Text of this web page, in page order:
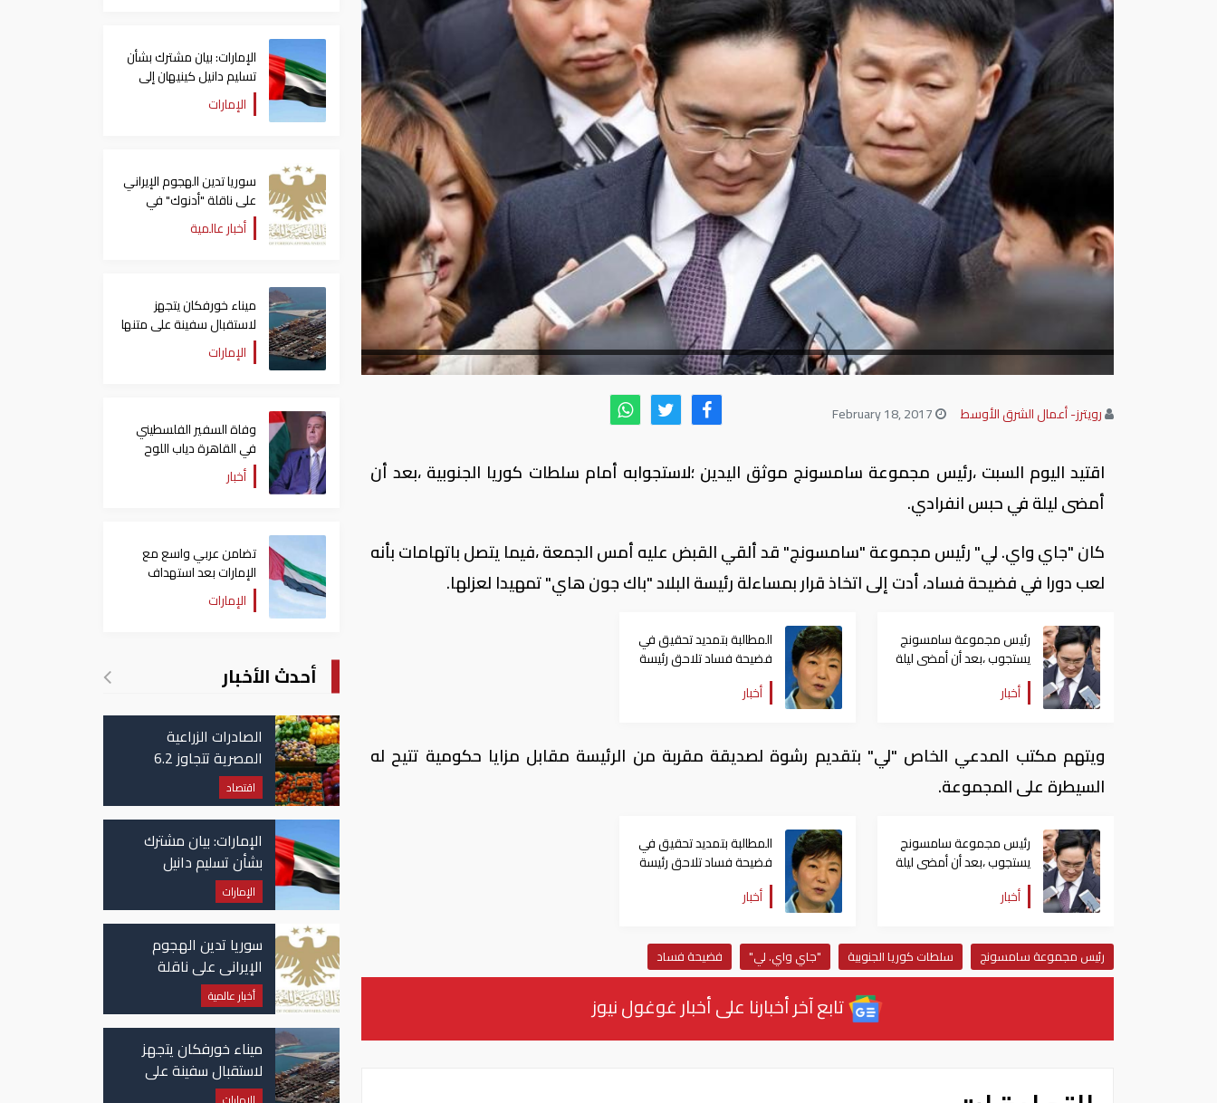
رويترز- أعمال الشرق الأوسط
اقتيد اليوم السبت ،رئيس مجموعة سامسونج موثق اليدين ؛لاستجوابه أمام سلطات كوريا الجنوبية ،بعد أن
أمضى ليلة في حبس انفرادي.
كان "جاي واي. لي" رئيس مجموعة "سامسونج" قد ألقي القبض عليه أمس الجمعة ،فيما يتصل باتهامات بأنه
لعب دورا في فضيحة فساد، أدت إلى اتخاذ قرار بمساءلة رئيسة البلاد "باك جون هاي" تمهيدا لعزلها.
رئيس مجموعة سامسونج
يستجوب ،بعد أن أمضى ليلة
في الحبس الانفرادي
أخبار
المطالبة بتمديد تحقيق في
فضيحة فساد تلاحق رئيسة
كوريا الجنوبية
أخبار
ويتهم مكتب المدعي الخاص "لي" بتقديم رشوة لصديقة مقربة من الرئيسة مقابل مزايا حكومية تتيح له
السيطرة على المجموعة.
رئيس مجموعة سامسونج
يستجوب ،بعد أن أمضى ليلة
في الحبس الانفرادي
أخبار
المطالبة بتمديد تحقيق في
فضيحة فساد تلاحق رئيسة
كوريا الجنوبية
أخبار
رئيس مجموعة سامسونج سلطات كوريا الجنوبية "جاي واي. لي" فضيحة فساد
تابع آخر أخبارنا على أخبار غوغول نيوز
الإمارات: بيان مشترك بشأن
تسليم دانيل كينيهان إلى
السلطات الإيرلندية
الإمارات
سوريا تدين الهجوم الإيراني
على ناقلة "أدنوك" في
مضيق هرمز ‏
أخبار عالمية
ميناء خورفكان يتجهز
لاستقبال سفينة على متنها
6068 سيارة صينيةالإمارات
وفاة السفير الفلسطيني
في القاهرة دياب اللوح
أخبار
تضامن عربي واسع مع
الإمارات بعد استهداف
ناقلة في مضيق هرمز
الإمارات
أحدث الأخبار
الصادرات الزراعية
المصرية تتجاوز 6.2
مليون طن حتى الآن
اقتصاد
الإمارات: بيان مشترك
بشأن تسليم دانيل
كينيهان إلى السلطات
الإيرلندية
الإمارات
سوريا تدين الهجوم
الإيراني على ناقلة
"أدنوك" في مضيق هرمز
أخبار عالمية
ميناء خورفكان يتجهز
لاستقبال سفينة على
متنها 6068 سيارة صينية